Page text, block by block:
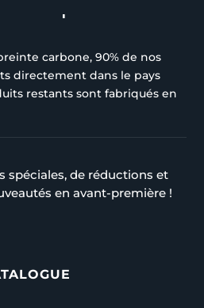
carbone, 90% de nos
directement dans le pays
restants sont fabriqués en
spéciales, de réductions et
en avant-première !